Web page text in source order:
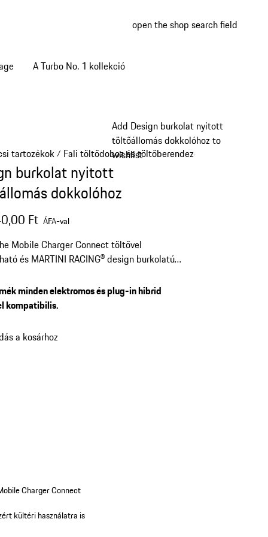
open the shop search field
A Turbo No. 1 kollekció
Add Design burkolat nyitott
töltőállomás dokkolóhoz to
wishlist
tartozékok/ Fali töltődoboz és töltőberendezés
burkolat nyitott
dokkolóhoz
Ft ÁFA-val
Mobile Charger Connect töltővel
és MARTINI RACING® design burkolatú
minden elektromos és plug-in hibrid
kompatibilis.
a kosárhoz
Charger Connect
kültéri használatra is